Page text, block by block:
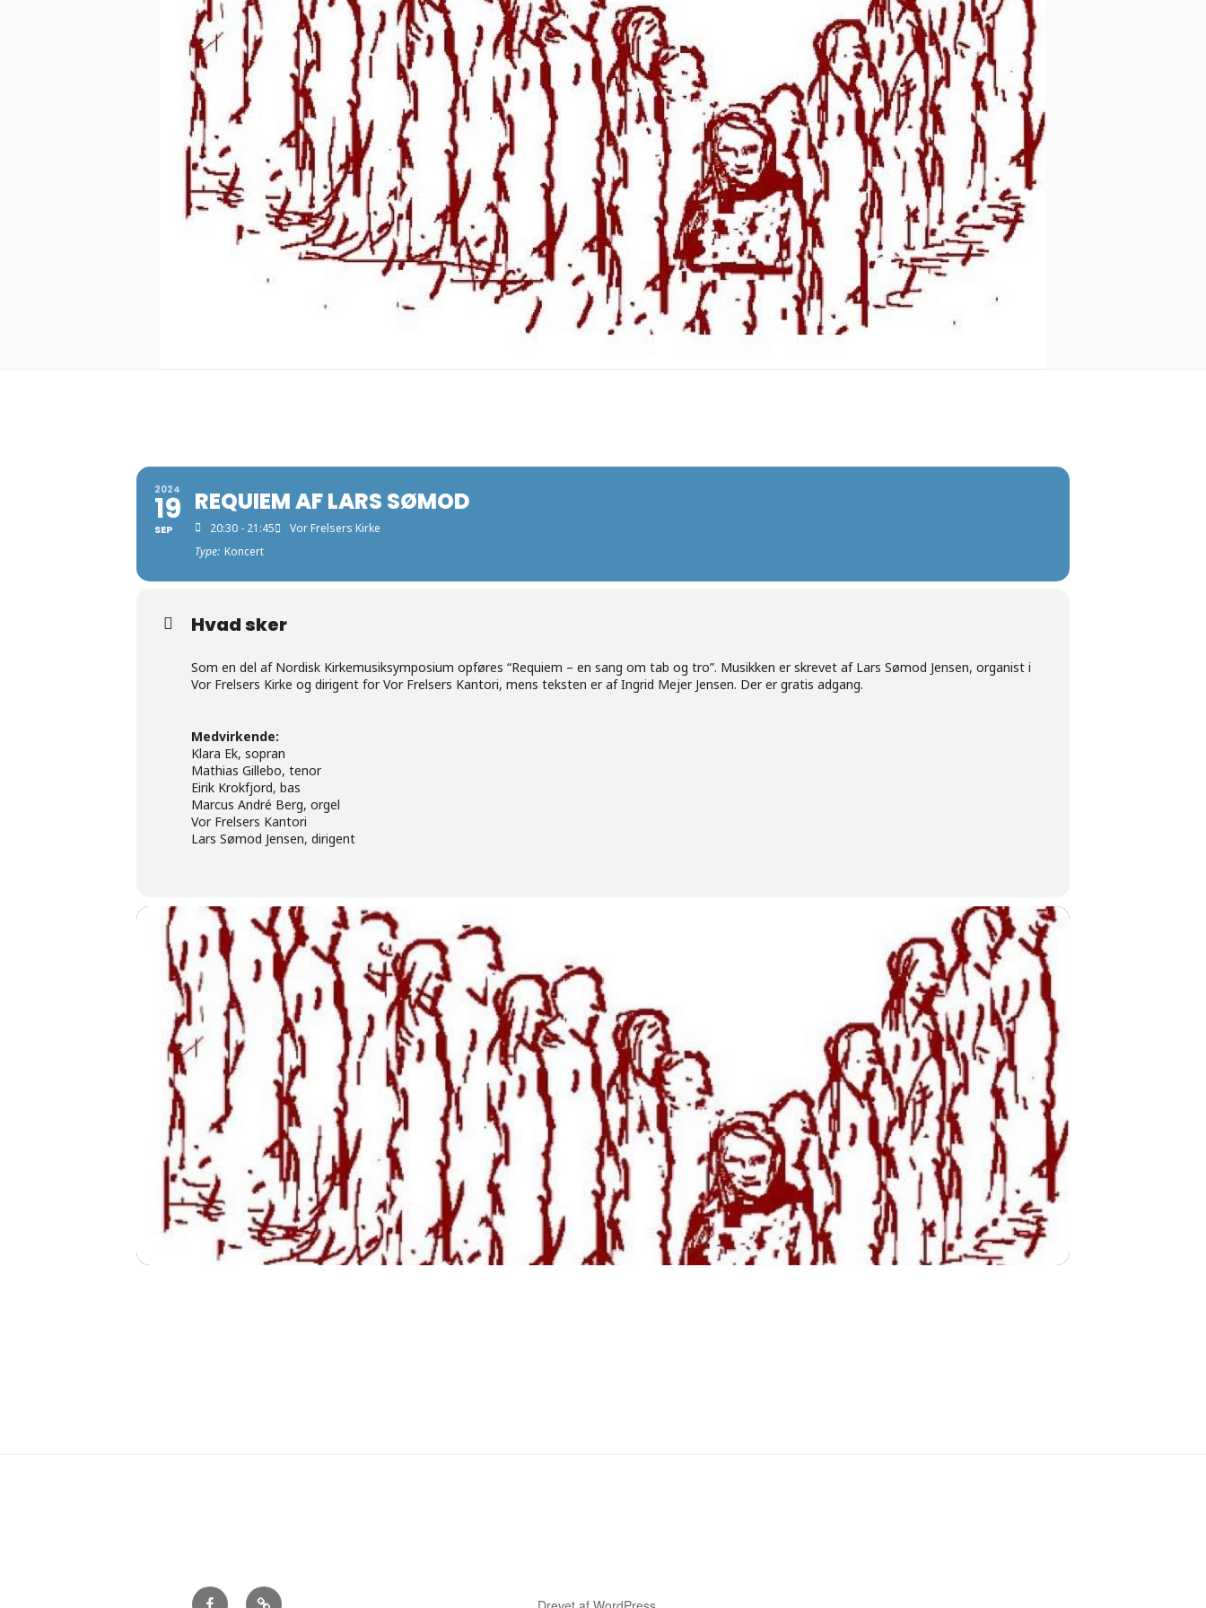
2024
19
SEP
REQUIEM AF LARS SØMOD
20:30 - 21:45
Vor Frelsers Kirke
Type: Koncert
Hvad sker
Som en del af Nordisk Kirkemusiksymposium opføres “Requiem – en sang om tab og tro”. Musikken er skrevet af Lars Sømod Jensen, organist i
Vor Frelsers Kirke og dirigent for Vor Frelsers Kantori, mens teksten er af Ingrid Mejer Jensen. Der er gratis adgang.
Medvirkende:
Klara Ek, sopran
Mathias Gillebo, tenor
Eirik Krokfjord, bas
Marcus André Berg, orgel
Vor Frelsers Kantori
Lars Sømod Jensen, dirigent
Vores Login